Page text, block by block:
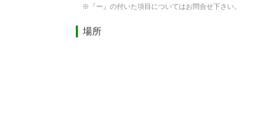
※『ー』の付いた項目についてはお問合せ下さい。
場所